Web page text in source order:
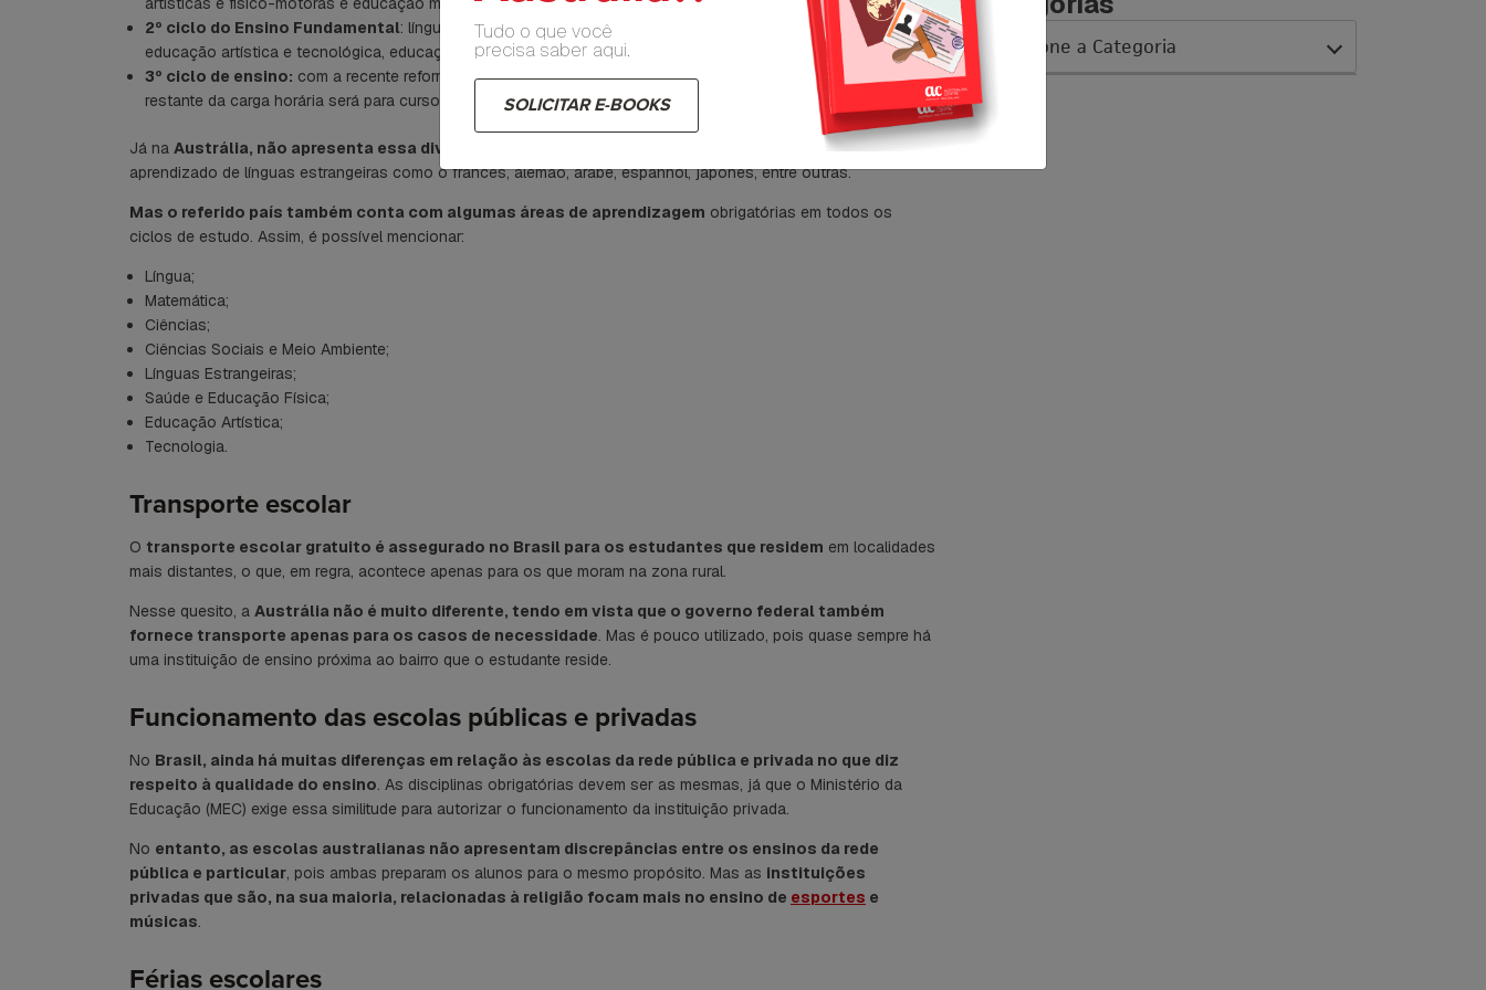
2º ciclo do Ensino Fundamental: línguas, português, matemática, ciências, história e geografia, inglês,
educação artística e tecnológica, educação física e educação moral e religiosa;
3º ciclo de ensino: com a recente reforma, as disciplinas obrigatórias serão português e matemática. O
restante da carga horária será para cursos de aprimoramento acadêmico.
Já na Austrália, não apresenta essa divisão. As instituições de ensino valorizam bastanteo
aprendizado de línguas estrangeiras como o francês, alemão, árabe, espanhol, japonês, entre outras.
Mas o referido país também conta com algumas áreas de aprendizagem obrigatórias em todos os
ciclos de estudo. Assim, é possível mencionar:
Língua;
Matemática;
Ciências;
Ciências Sociais e Meio Ambiente;
Línguas Estrangeiras;
Saúde e Educação Física;
Educação Artística;
Tecnologia.
Transporte escolar
O transporte escolar gratuito é assegurado no Brasil para os estudantes que residem em localidades
mais distantes, o que, em regra, acontece apenas para os que moram na zona rural.
Nesse quesito, a Austrália não é muito diferente, tendo em vista que o governo federal também
fornece transporte apenas para os casos de necessidade. Mas é pouco utilizado, pois quase sempre há
uma instituição de ensino próxima ao bairro que o estudante reside.
Funcionamento das escolas públicas e privadas
No Brasil, ainda há muitas diferenças em relação às escolas da rede pública e privada no que diz
respeito à qualidade do ensino. As disciplinas obrigatórias devem ser as mesmas, já que o Ministério da
Educação (MEC) exige essa similitude para autorizar o funcionamento da instituição privada.
No entanto, as escolas australianas não apresentam discrepâncias entre os ensinos da rede
pública e particular, pois ambas preparam os alunos para o mesmo propósito. Mas as instituições
privadas que são, na sua maioria, relacionadas à religião focam mais no ensino de esportes e
músicas.
Férias escolares
Tudo o que você
precisa saber aqui.
SOLICITAR E-BOOKS